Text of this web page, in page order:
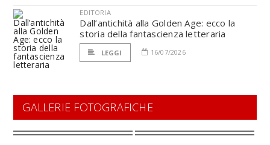
EDITORIA
Dall’antichità alla Golden Age: ecco la
storia della fantascienza letteraria
LEGGI 16/07/2026
GALLERIE FOTOGRAFICHE